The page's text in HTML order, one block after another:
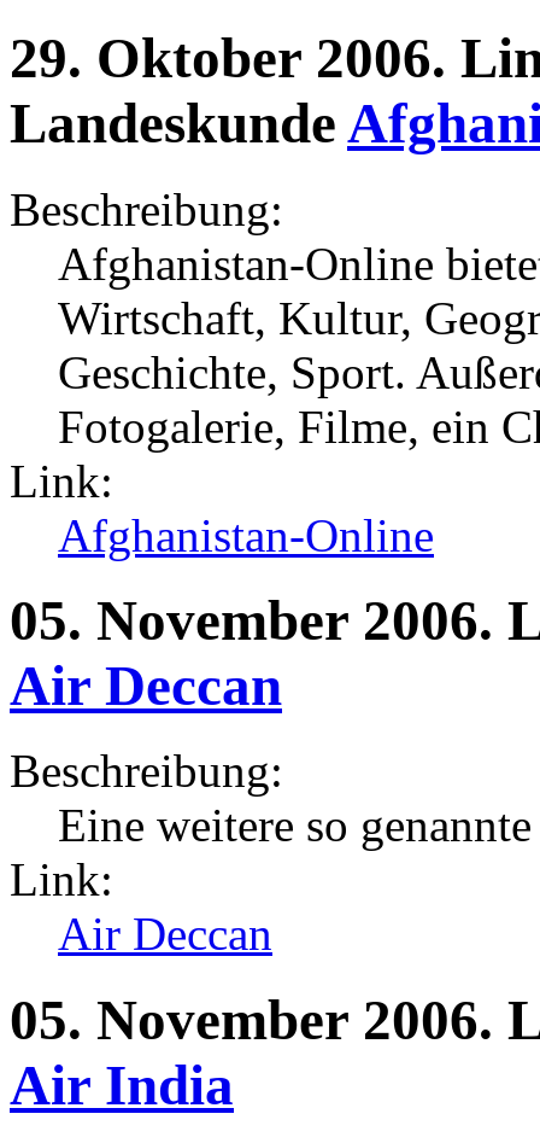
29. Oktober 2006.
Landeskunde
Beschreibung:
Afghanistan-Online
Wirtschaft, Kultur,
Geschichte, Sport.
Fotogalerie, Filme, ein
Link:
Afghanistan-Online
05. November 2006.
Air Deccan
Beschreibung:
Eine weitere so
Link:
Air Deccan
05. November 2006.
Air India